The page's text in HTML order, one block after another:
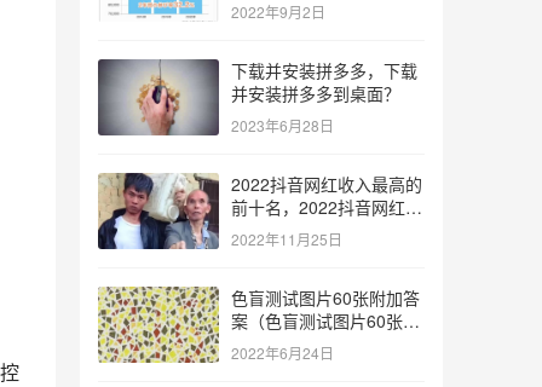
2022年9月2日
下载并安装拼多多，下载
并安装拼多多到桌面？
2023年6月28日
2022抖音网红收入最高的
前十名，2022抖音网红收
入最高的前十名有哪些？
2022年11月25日
色盲测试图片60张附加答
案（色盲测试图片60张复
杂）
2022年6月24日